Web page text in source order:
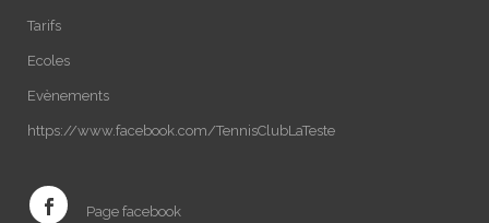
Tarifs
Ecoles
Evènements
https://www.facebook.com/TennisClubLaTeste
Page facebook